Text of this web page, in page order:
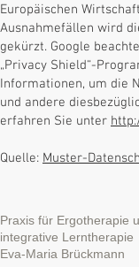
Europäischen
Ausnahmefällen wird
gekürzt. Google
„Privacy Shield“-
Informationen, um die
und andere
erfahren Sie unter
Quelle: Muster-
Praxis für Ergotherapie
integrative Lerntherapie
Eva-Maria Brückmann